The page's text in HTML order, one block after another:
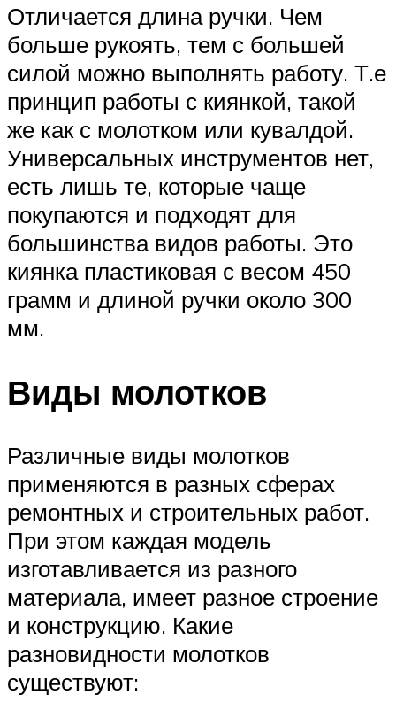
Отличается длина ручки. Чем
больше рукоять, тем с большей
силой можно выполнять работу. Т.е
принцип работы с киянкой, такой
же как с молотком или кувалдой.
Универсальных инструментов нет,
есть лишь те, которые чаще
покупаются и подходят для
большинства видов работы. Это
киянка пластиковая с весом 450
грамм и длиной ручки около 300
мм.
Виды молотков
Различные виды молотков
применяются в разных сферах
ремонтных и строительных работ.
При этом каждая модель
изготавливается из разного
материала, имеет разное строение
и конструкцию. Какие
разновидности молотков
существуют: